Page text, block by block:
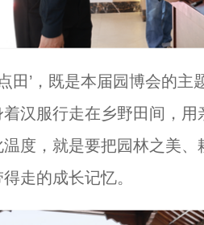
’，既是本届园博会的主
汉服行走在乡野田间，
度，就是要把园林之美
走的成长记忆。